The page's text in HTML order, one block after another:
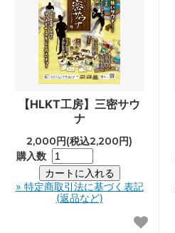
【HLKT工房】三密サウ
ナ
2,000円(税込2,200円)
購入数
» 特定商取引法に基づく表記
(返品など)